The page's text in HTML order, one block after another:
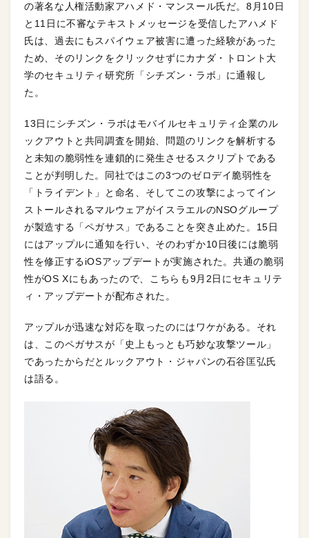
の著名な人権活動家アハメド・マンスール氏だ。8月10日
と11日に不審なテキストメッセージを受信したアハメド
氏は、過去にもスパイウェア被害に遭った経験があった
ため、そのリンクをクリックせずにカナダ・トロント大
学のセキュリティ研究所「シチズン・ラボ」に通報し
た。
13日にシチズン・ラボはモバイルセキュリティ企業のル
ックアウトと共同調査を開始、問題のリンクを解析する
と未知の脆弱性を連鎖的に発生させるスクリプトである
ことが判明した。同社ではこの3つのゼロデイ脆弱性を
「トライデント」と命名、そしてこの攻撃によってイン
ストールされるマルウェアがイスラエルのNSOグループ
が製造する「ペガサス」であることを突き止めた。15日
にはアップルに通知を行い、そのわずか10日後には脆弱
性を修正するiOSアップデートが実施された。共通の脆弱
性がOS Xにもあったので、こちらも9月2日にセキュリテ
ィ・アップデートが配布された。
アップルが迅速な対応を取ったのにはワケがある。それ
は、このペガサスが「史上もっとも巧妙な攻撃ツール」
であったからだとルックアウト・ジャパンの石谷匡弘氏
は語る。